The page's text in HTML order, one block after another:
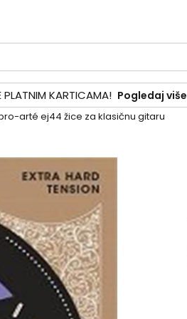
KARTICAMA! Pogledaj više
arté ej44 žice za klasičnu gitaru